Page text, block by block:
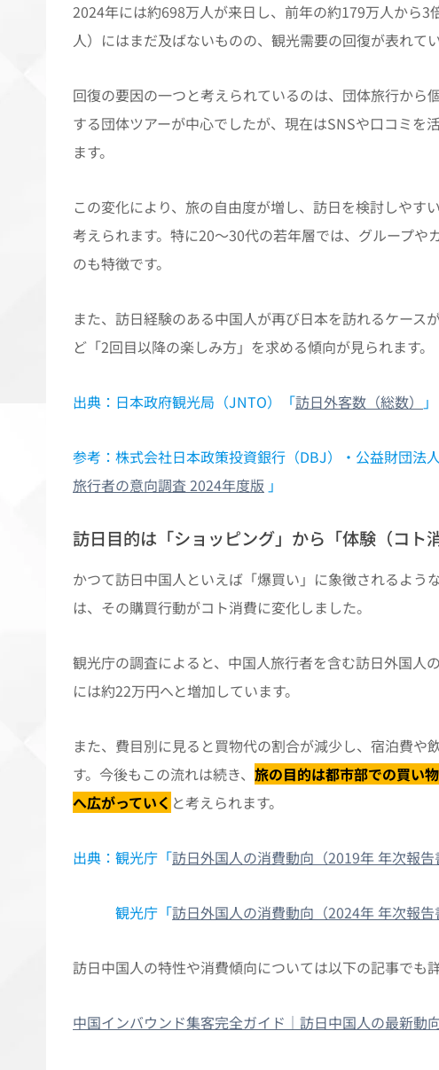
2024年には約698万人が来日し、前年の約179万人から
人）にはまだ及ばないものの、観光需要の回復が表れてい
回復の要因の一つと考えられているのは、団体旅行か
する団体ツアーが中心でしたが、現在はSNSや口コミ
ます。
この変化により、旅の自由度が増し、訪日を検討しやす
考えられます。特に20〜30代の若年層では、グループ
のも特徴です。
また、訪日経験のある中国人が再び日本を訪れるケー
ど「2回目以降の楽しみ方」を求める傾向が見られます。
出典：日本政府観光局（JNTO）「訪日外客数（総数） 」
参考：株式会社日本政策投資銀行（DBJ）・公益財団法
旅行者の意向調査 2024年度版 」
訪日目的は「ショッピング」から「体験（コト
かつて訪日中国人といえば「爆買い」に象徴されるよ
は、その購買行動がコト消費に変化しました。
観光庁の調査によると、中国人旅行者を含む訪日外国
には約22万円へと増加しています。
また、費目別に見ると買物代の割合が減少し、宿泊費
す。今後もこの流れは続き、 旅の目的は都市部での買い
へ広がっていく と考えられます。
出典：観光庁「訪日外国人の消費動向（2019年 年次報告
観光庁「訪日外国人の消費動向（2024年 年次報告
訪日中国人の特性や消費傾向については以下の記事でも
中国インバウンド集客完全ガイド｜訪日中国人の最新動